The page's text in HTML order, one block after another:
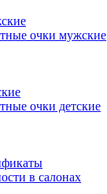
очки мужские
очки детские
в салонах